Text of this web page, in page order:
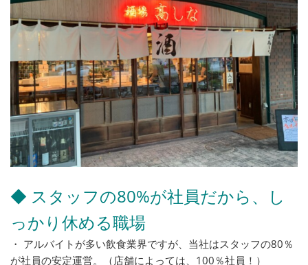
◆ スタッフの80%が社員だから、し
っかり休める職場
・ アルバイトが多い飲食業界ですが、当社はスタッフの80％
が社員の安定運営。（店舗によっては、100％社員！）